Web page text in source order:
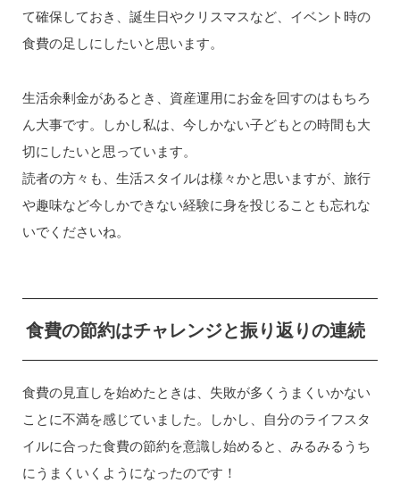
て確保しておき、誕生日やクリスマスなど、イベント時の
食費の足しにしたいと思います。
生活余剰金があるとき、資産運用にお金を回すのはもちろ
ん大事です。しかし私は、今しかない子どもとの時間も大
切にしたいと思っています。
読者の方々も、生活スタイルは様々かと思いますが、旅行
や趣味など今しかできない経験に身を投じることも忘れな
いでくださいね。
食費の節約はチャレンジと振り返りの連続
食費の見直しを始めたときは、失敗が多くうまくいかない
ことに不満を感じていました。しかし、自分のライフスタ
イルに合った食費の節約を意識し始めると、みるみるうち
にうまくいくようになったのです！